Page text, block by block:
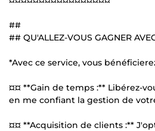
##
## QU'ALLEZ-VOUS GAGNER
*Avec ce service, vous
¤¤ **Gain de temps :** Libérez-
en me confiant la gestion de
¤¤ **Acquisition de clients :**